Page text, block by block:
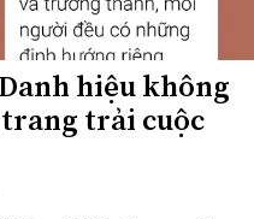
hiệu không
trải cuộc